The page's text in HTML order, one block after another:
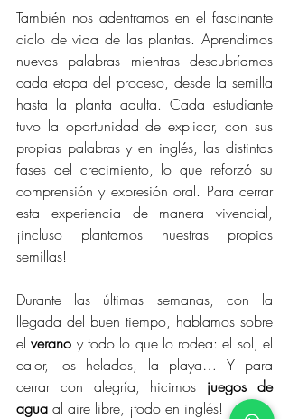
También nos adentramos en el fascinante
ciclo de vida de las plantas. Aprendimos
nuevas palabras mientras descubríamos
cada etapa del proceso, desde la semilla
hasta la planta adulta. Cada estudiante
tuvo la oportunidad de explicar, con sus
propias palabras y en inglés, las distintas
fases del crecimiento, lo que reforzó su
comprensión y expresión oral. Para cerrar
esta experiencia de manera vivencial,
¡incluso plantamos nuestras propias
semillas!
Durante las últimas semanas, con la
llegada del buen tiempo, hablamos sobre
el verano y todo lo que lo rodea: el sol, el
calor, los helados, la playa… Y para
cerrar con alegría, hicimos juegos de
agua al aire libre, ¡todo en inglés!